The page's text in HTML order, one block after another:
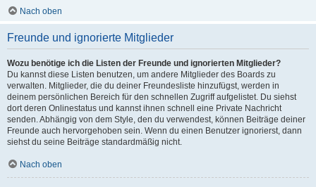
Nach oben
Freunde und ignorierte Mitglieder
Wozu benötige ich die Listen der Freunde und ignorierten Mitglieder?
Du kannst diese Listen benutzen, um andere Mitglieder des Boards zu
verwalten. Mitglieder, die du deiner Freundesliste hinzufügst, werden in
deinem persönlichen Bereich für den schnellen Zugriff aufgelistet. Du siehst
dort deren Onlinestatus und kannst ihnen schnell eine Private Nachricht
senden. Abhängig von dem Style, den du verwendest, können Beiträge deiner
Freunde auch hervorgehoben sein. Wenn du einen Benutzer ignorierst, dann
siehst du seine Beiträge standardmäßig nicht.
Nach oben